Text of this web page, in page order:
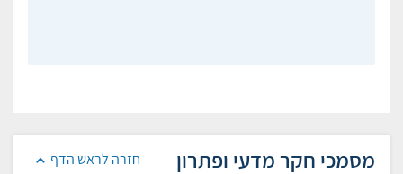
חזרה לראש הדף מסמכי חקר מדעי ופתרון